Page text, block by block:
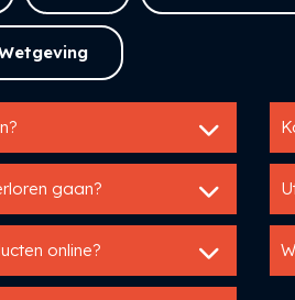
gaan?
online?